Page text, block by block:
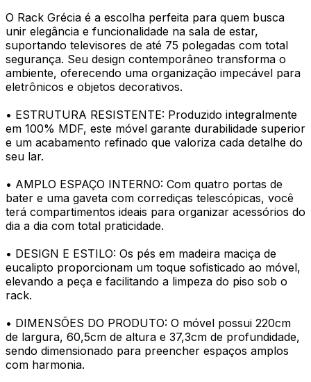
O Rack Grécia é a escolha perfeita para quem busca
unir elegância e funcionalidade na sala de estar,
suportando televisores de até 75 polegadas com total
segurança. Seu design contemporâneo transforma o
ambiente, oferecendo uma organização impecável para
eletrônicos e objetos decorativos.
• ESTRUTURA RESISTENTE: Produzido integralmente
em 100% MDF, este móvel garante durabilidade superior
e um acabamento refinado que valoriza cada detalhe do
seu lar.
• AMPLO ESPAÇO INTERNO: Com quatro portas de
bater e uma gaveta com corrediças telescópicas, você
terá compartimentos ideais para organizar acessórios do
dia a dia com total praticidade.
• DESIGN E ESTILO: Os pés em madeira maciça de
eucalipto proporcionam um toque sofisticado ao móvel,
elevando a peça e facilitando a limpeza do piso sob o
rack.
• DIMENSÕES DO PRODUTO: O móvel possui 220cm
de largura, 60,5cm de altura e 37,3cm de profundidade,
sendo dimensionado para preencher espaços amplos
com harmonia.